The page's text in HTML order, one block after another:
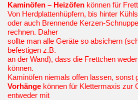
Kaminöfen – Heizöfen können für
Von Herdplattenhüpfern, bis hinter
oder auch Brennende Kerzen-
rechnen. Daher
sollte man alle Geräte so absichern
befestigen z.B.
an der Wand), dass die Frettchen
können.
Kaminöfen niemals offen lassen, sonst
Vorhänge können für Klettermaxis zur
entweder mit